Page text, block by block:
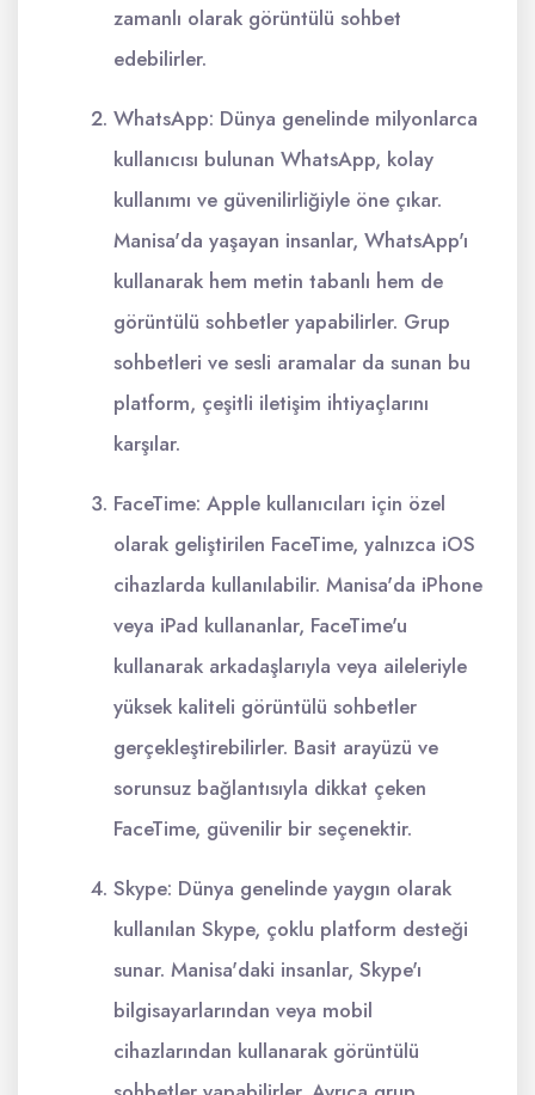
zamanlı olarak görüntülü sohbet
edebilirler.
WhatsApp: Dünya genelinde milyonlarca
kullanıcısı bulunan WhatsApp, kolay
kullanımı ve güvenilirliğiyle öne çıkar.
Manisa'da yaşayan insanlar, WhatsApp'ı
kullanarak hem metin tabanlı hem de
görüntülü sohbetler yapabilirler. Grup
sohbetleri ve sesli aramalar da sunan bu
platform, çeşitli iletişim ihtiyaçlarını
karşılar.
FaceTime: Apple kullanıcıları için özel
olarak geliştirilen FaceTime, yalnızca iOS
cihazlarda kullanılabilir. Manisa'da iPhone
veya iPad kullananlar, FaceTime'u
kullanarak arkadaşlarıyla veya aileleriyle
yüksek kaliteli görüntülü sohbetler
gerçekleştirebilirler. Basit arayüzü ve
sorunsuz bağlantısıyla dikkat çeken
FaceTime, güvenilir bir seçenektir.
Skype: Dünya genelinde yaygın olarak
kullanılan Skype, çoklu platform desteği
sunar. Manisa'daki insanlar, Skype'ı
bilgisayarlarından veya mobil
cihazlarından kullanarak görüntülü